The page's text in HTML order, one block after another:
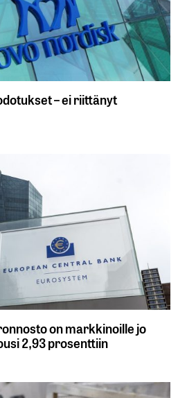
– ei riittänyt
on markkinoille jo
2,93 prosenttiin